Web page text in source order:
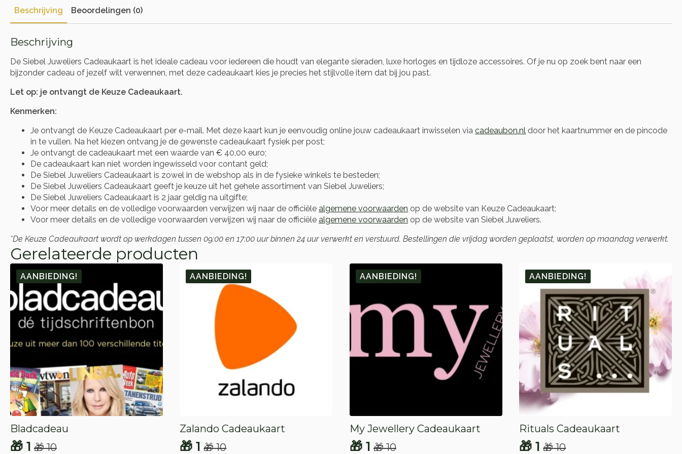
Beschrijving Beoordelingen (0)
Beschrijving
De Siebel Juweliers Cadeaukaart is het ideale cadeau voor iedereen die houdt van elegante sieraden, luxe horloges en tijdloze accessoires. Of je nu op zoek bent naar een
bijzonder cadeau of jezelf wilt verwennen, met deze cadeaukaart kies je precies het stijlvolle item dat bij jou past.
Let op: je ontvangt de Keuze Cadeaukaart.
Kenmerken:
Je ontvangt de Keuze Cadeaukaart per e-mail. Met deze kaart kun je eenvoudig online jouw cadeaukaart inwisselen via cadeaubon.nl door het kaartnummer en de pincode
in te vullen. Na het kiezen ontvang je de gewenste cadeaukaart fysiek per post;
Je ontvangt de cadeaukaart met een waarde van € 40,00 euro;
De cadeaukaart kan niet worden ingewisseld voor contant geld;
De Siebel Juweliers Cadeaukaart is zowel in de webshop als in de fysieke winkels te besteden;
De Siebel Juweliers Cadeaukaart geeft je keuze uit het gehele assortiment van Siebel Juweliers;
De Siebel Juweliers Cadeaukaart is 2 jaar geldig na uitgifte;
Voor meer details en de volledige voorwaarden verwijzen wij naar de officiële algemene voorwaarden op de website van Keuze Cadeaukaart;
Voor meer details en de volledige voorwaarden verwijzen wij naar de officiële algemene voorwaarden op de website van Siebel Juweliers.
*De Keuze Cadeaukaart wordt op werkdagen tussen 09:00 en 17:00 uur binnen 24 uur verwerkt en verstuurd. Bestellingen die vrijdag worden geplaatst, worden op maandag verwerkt.
Gerelateerde producten
AANBIEDING!
Bladcadeau
🎁10
🎁 1
AANBIEDING!
Zalando Cadeaukaart
🎁10
🎁 1
AANBIEDING!
My Jewellery Cadeaukaart
🎁10
🎁1
AANBIEDING!
Rituals Cadeaukaart
🎁10
🎁 1